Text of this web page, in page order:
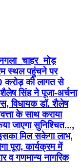
स्थल पहुंचने पर
करोड़ की लागत से
शैलेष सिंह ने पूजा-अर्चना
विधायक डॉ. शैलेष
के साथ कराया
जाएगा सुनिश्चित...,
मिल सकेगा लाभ,
पूरा, कार्यक्रम में
व गणमान्य नागरिक